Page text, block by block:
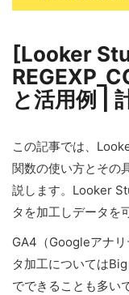
[Looker
と活用例 |
この記事では、
関数の使い方とその
説します。Looker
タを加工しデータを
GA4（Googleアナ
タ加工については
でできることも多い